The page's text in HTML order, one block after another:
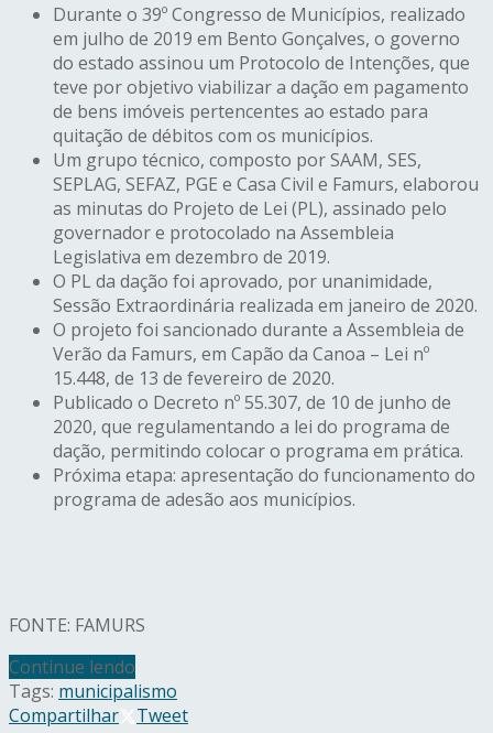
Durante o 39º Congresso de Municípios, realizado
em julho de 2019 em Bento Gonçalves, o governo
do estado assinou um Protocolo de Intenções, que
teve por objetivo viabilizar a dação em pagamento
de bens imóveis pertencentes ao estado para
quitação de débitos com os municípios.
Um grupo técnico, composto por SAAM, SES,
SEPLAG, SEFAZ, PGE e Casa Civil e Famurs, elaborou
as minutas do Projeto de Lei (PL), assinado pelo
governador e protocolado na Assembleia
Legislativa em dezembro de 2019.
O PL da dação foi aprovado, por unanimidade,
Sessão Extraordinária realizada em janeiro de 2020.
O projeto foi sancionado durante a Assembleia de
Verão da Famurs, em Capão da Canoa – Lei nº
15.448, de 13 de fevereiro de 2020.
Publicado o Decreto nº 55.307, de 10 de junho de
2020, que regulamentando a lei do programa de
dação, permitindo colocar o programa em prática.
Próxima etapa: apresentação do funcionamento do
programa de adesão aos municípios.
FONTE: FAMURS
Continue lendo
Tags: municipalismo
Compartilhar
Tweet